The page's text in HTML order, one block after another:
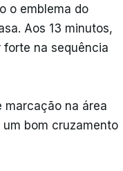
o emblema do
Aos 13 minutos,
na sequência
marcação na área
bom cruzamento